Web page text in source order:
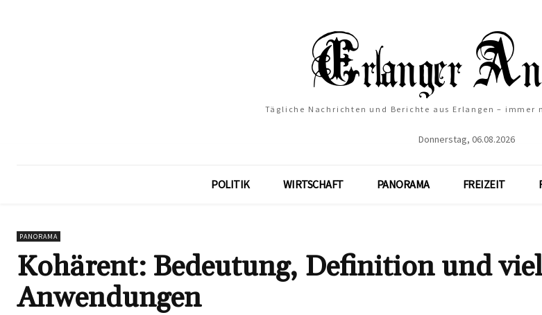
Tägliche Nachrichten und Berichte aus Erlangen – immer
Donnerstag, 06.08.2026
POLITIK WIRTSCHAFT PANORAMA FREIZEIT
PANORAMA
Kohärent: Bedeutung, Definition und
Anwendungen